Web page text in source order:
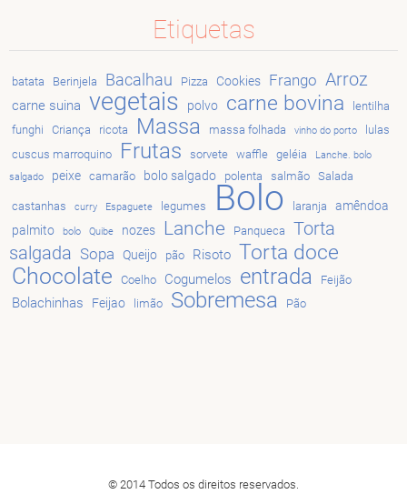
Etiquetas
batata Berinjela Bacalhau Pizza Cookies Frango Arroz
carne suina vegetais polvo carne bovina
lentilha
funghi
Criança ricota Massa massa folhada vinho do porto
lulas
cuscus marroquino
Frutas sorvete waffle geléia
Lanche. bolo
salgado
peixe camarão bolo salgado polenta salmão Salada
castanhas curry Espaguete legumes Bolo laranja
amêndoa
palmito
bolo Quibe nozes Lanche Panqueca
Torta
salgada Sopa Queijo pão Risoto Torta doce
Chocolate Coelho Cogumelos entrada Feijão
Bolachinhas Feijao limão Sobremesa Pão
© 2014 Todos os direitos reservados.